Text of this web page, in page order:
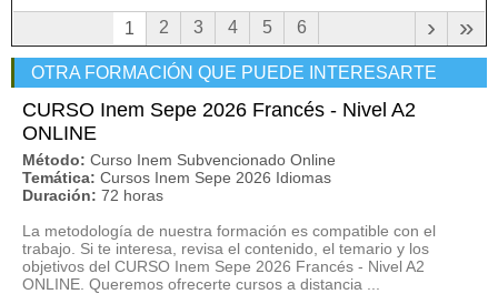
1 2 3 4 5 6 »
›
OTRA FORMACIÓN QUE PUEDE INTERESARTE
CURSO Inem Sepe 2026 Francés - Nivel A2
ONLINE
Método: Curso Inem Subvencionado Online
Temática: Cursos Inem Sepe 2026 Idiomas
Duración: 72 horas
La metodología de nuestra formación es compatible con el
trabajo. Si te interesa, revisa el contenido, el temario y los
objetivos del CURSO Inem Sepe 2026 Francés - Nivel A2
ONLINE. Queremos ofrecerte cursos a distancia ...